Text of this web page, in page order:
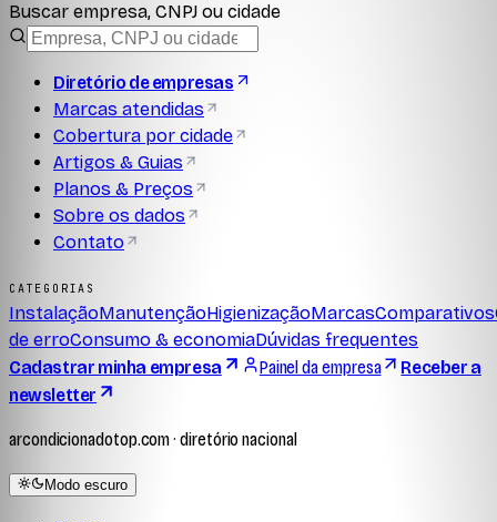
Buscar empresa, CNPJ ou cidade
Diretório de empresas
Marcas atendidas
Cobertura por cidade
Artigos & Guias
Planos & Preços
Sobre os dados
Contato
CATEGORIAS
InstalaçãoManutençãoHigienizaçãoMarcasComparativos
de erroConsumo & economiaDúvidas frequentes
Cadastrar minha empresa
Painel da empresa
Receber a
newsletter
arcondicionadotop.com · diretório nacional
Modo escuro